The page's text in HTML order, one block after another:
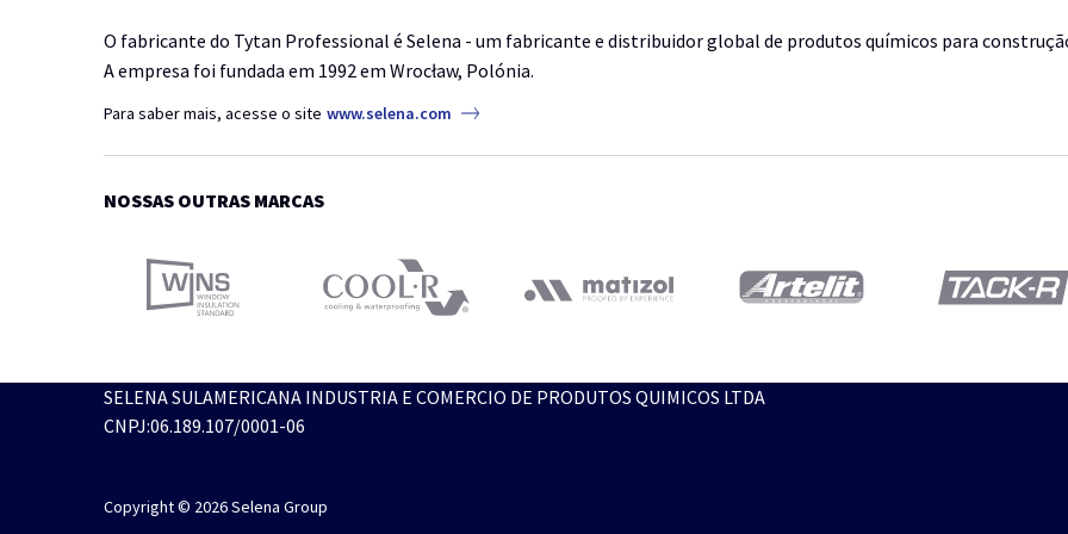
O fabricante do Tytan Professional é Selena - um fabricante e distribuidor global de produtos químicos para
A empresa foi fundada em 1992 em Wrocław, Polónia.
Para saber mais, acesse o site www.selena.com
NOSSAS OUTRAS MARCAS
SELENA SULAMERICANA INDUSTRIA E COMERCIO DE PRODUTOS QUIMICOS LTDA
CNPJ:06.189.107/0001-06
Copyright © 2026 Selena Group